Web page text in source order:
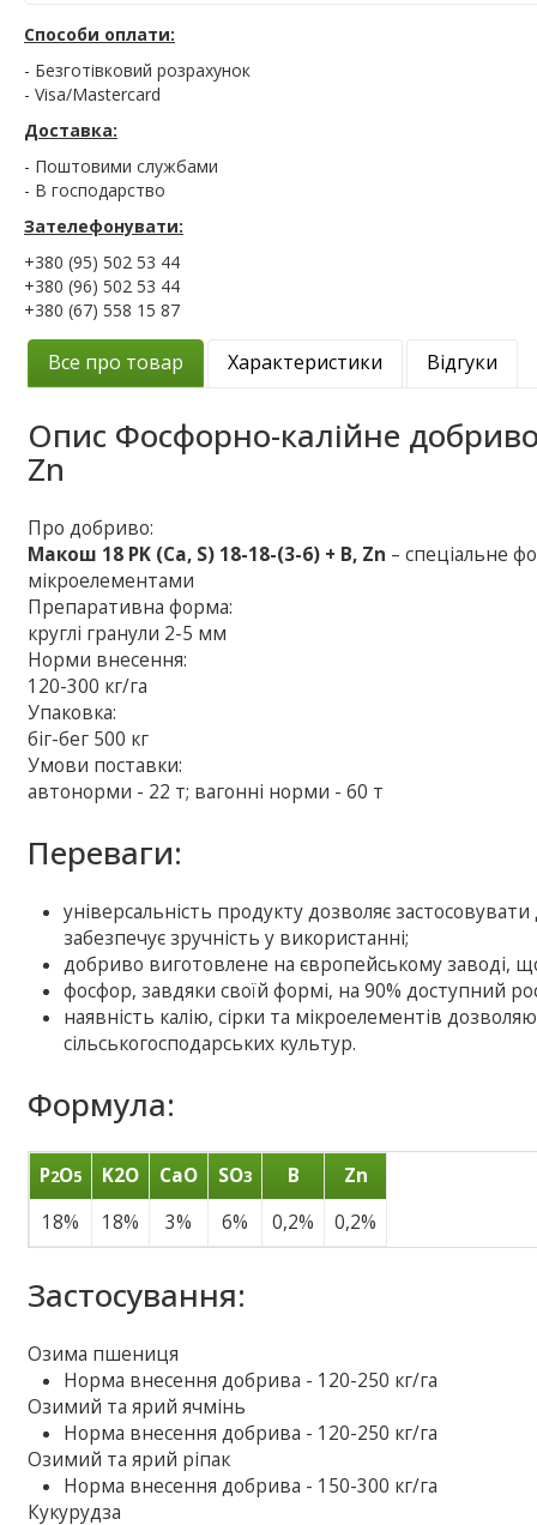
Способи оплати:
- Безготівковий розрахунок
- Visa/Mastercard
Доставка:
- Поштовими службами
- В господарство
Зателефонувати:
+380 (95) 502 53 44
+380 (96) 502 53 44
+380 (67) 558 15 87
Все про товар Характеристики Відгуки
Опис Фосфорно-калійне
Zn
Про добриво:
Макош 18 PK (Ca, S) 18-18-(3-6) + B, Zn – спеціальне
мікроелементами
Препаративна форма:
круглі гранули 2-5 мм
Норми внесення:
120-300 кг/га
Упаковка:
біг-бег 500 кг
Умови поставки:
автонорми - 22 т; вагонні норми - 60 т
Переваги:
універсальність продукту дозволяє
забезпечує зручність у використанні;
добриво виготовлене на європейському заводі,
фосфор, завдяки своїй формі, на 90% доступний
наявність калію, сірки та мікроелементів
сільськогосподарських культур.
Формула:
P2O5 K2O CaO SO3 B
Zn
18%
18% 3% 6% 0,2% 0,2%
Застосування:
Озима пшениця
Норма внесення добрива - 120-250 кг/га
Озимий та ярий ячмінь
Норма внесення добрива - 120-250 кг/га
Озимий та ярий ріпак
Норма внесення добрива - 150-300 кг/га
Кукурудза